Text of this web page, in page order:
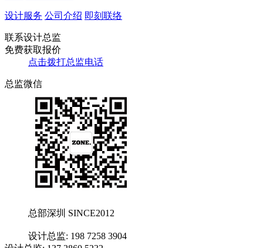
设计服务 公司介绍 即刻联络
联系设计总监
免费获取报价
点击拨打总监电话
总监微信
总部深圳 SINCE2012
设计总监: 198 7258 3904